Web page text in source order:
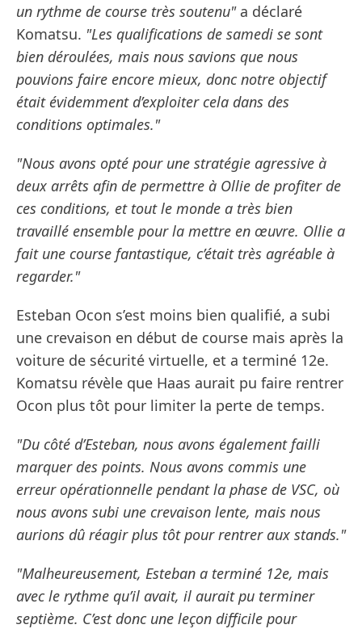
un rythme de course très soutenu"a déclaré
Komatsu. "Les qualifications de samedi se sont
bien déroulées, mais nous savions que nous
pouvions faire encore mieux, donc notre objectif
était évidemment d’exploiter cela dans des
conditions optimales."
"Nous avons opté pour une stratégie agressive à
deux arrêts afin de permettre à Ollie de profiter de
ces conditions, et tout le monde a très bien
travaillé ensemble pour la mettre en œuvre. Ollie a
fait une course fantastique, c’était très agréable à
regarder."
Esteban Ocon s’est moins bien qualifié, a subi
une crevaison en début de course mais après la
voiture de sécurité virtuelle, et a terminé 12e.
Komatsu révèle que Haas aurait pu faire rentrer
Ocon plus tôt pour limiter la perte de temps.
"Du côté d’Esteban, nous avons également failli
marquer des points. Nous avons commis une
erreur opérationnelle pendant la phase de VSC, où
nous avons subi une crevaison lente, mais nous
aurions dû réagir plus tôt pour rentrer aux stands."
"Malheureusement, Esteban a terminé 12e, mais
avec le rythme qu’il avait, il aurait pu terminer
septième. C’est donc une leçon difficile pour